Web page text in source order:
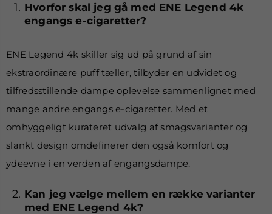
Hvorfor skal jeg gå med ENE Legend 4k
engangs e-cigaretter?
ENE Legend 4k skiller sig ud på grund af sin
ekstraordinære puff tæller, tilbyder en udvidet og
tilfredsstillende dampe oplevelse sammenlignet med
mange andre engangs e-cigaretter. Med et
omhyggeligt kurateret udvalg af smagsvarianter og
slankt design omdefinerer den også komfort og
ydeevne i en verden af engangsdampe.
Kan jeg vælge mellem en række varianter
med ENE Legend 4k?